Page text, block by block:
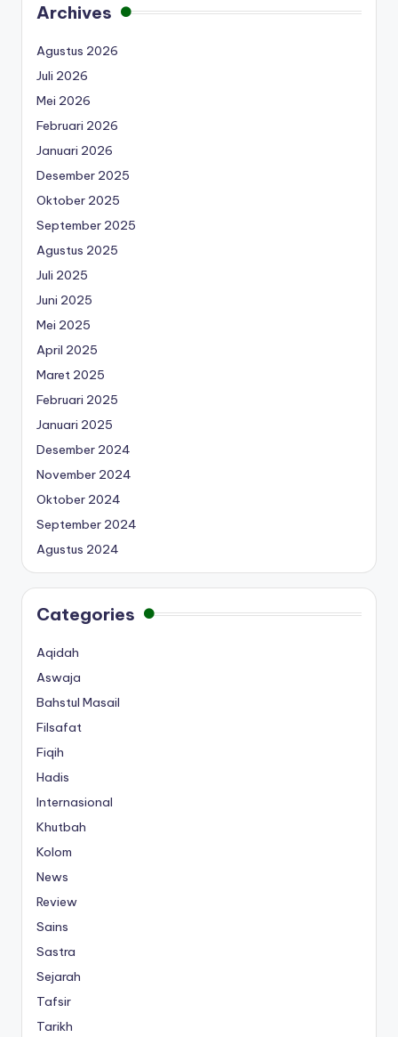
Archives
Agustus 2026
Juli 2026
Mei 2026
Februari 2026
Januari 2026
Desember 2025
Oktober 2025
September 2025
Agustus 2025
Juli 2025
Juni 2025
Mei 2025
April 2025
Maret 2025
Februari 2025
Januari 2025
Desember 2024
November 2024
Oktober 2024
September 2024
Agustus 2024
Categories
Aqidah
Aswaja
Bahstul Masail
Filsafat
Fiqih
Hadis
Internasional
Khutbah
Kolom
News
Review
Sains
Sastra
Sejarah
Tafsir
Tarikh